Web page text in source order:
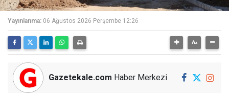
Yayınlanma: 06 Ağustos 2026 Perşembe 12:26
Gazetekale.com Haber Merkezi